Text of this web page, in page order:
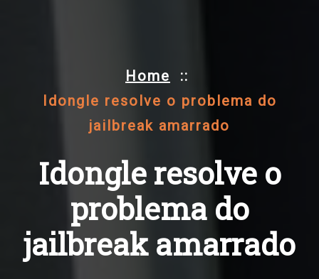
Home ::
Idongle resolve o problema do
jailbreak amarrado
Idongle resolve o
problema do
jailbreak amarrado